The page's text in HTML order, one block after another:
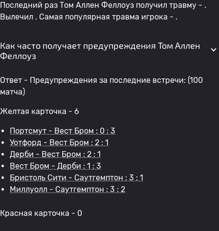
Последний раз Том Аллен Феллоуз получил травму - .
Вылечил . Самая популярная травма игрока - .
Как часто получает предупреждения Том Аллен
Феллоуз
Ответ - Предупреждения за последние встречи: (100
матча)
Желтая карточка - 6
Портсмут - Вест Бром : 0 : 3
Уотфорд - Вест Бром : 2 : 1
Дерби - Вест Бром : 2 : 1
Вест Бром - Дерби : 1 : 3
Бристоль Сити - Саутгемптон : 3 : 1
Миллуолл - Саутгемптон : 3 : 2
Красная карточка - 0